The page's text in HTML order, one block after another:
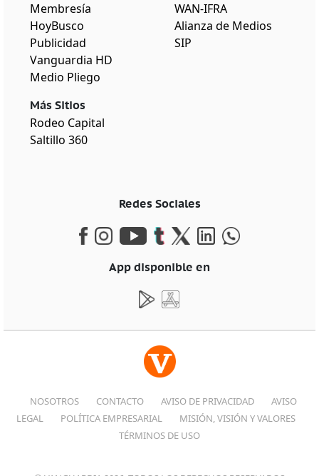
Membresía
HoyBusco
Publicidad
Vanguardia HD
Medio Pliego
Más Sitios
Rodeo Capital
Saltillo 360
WAN-IFRA
Alianza de Medios
SIP
Redes Sociales
App disponible en
NOSOTROS CONTACTO AVISO DE PRIVACIDAD
AVISO
LEGAL
POLÍTICA EMPRESARIAL
MISIÓN, VISIÓN Y VALORES
TÉRMINOS DE USO